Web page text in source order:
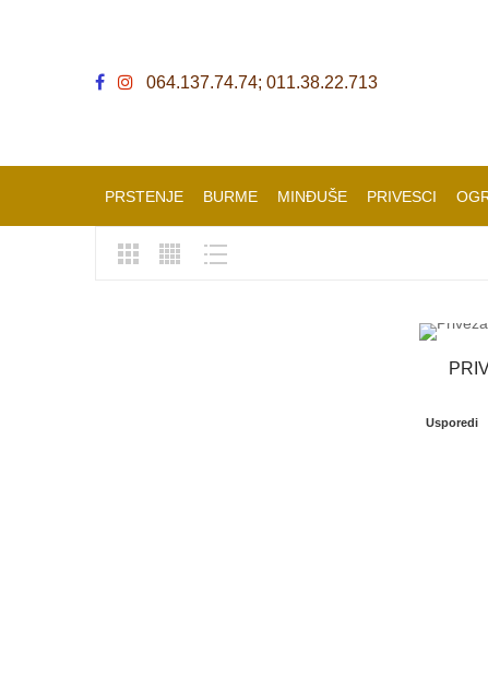
064.137.74.74; 011.38.22.713
PRSTENJE BURME MINĐUŠE PRIVESCI
Usporedi